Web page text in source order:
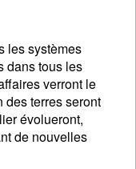
les systèmes
dans tous les
verront le
des terres seront
évolueront,
de nouvelles